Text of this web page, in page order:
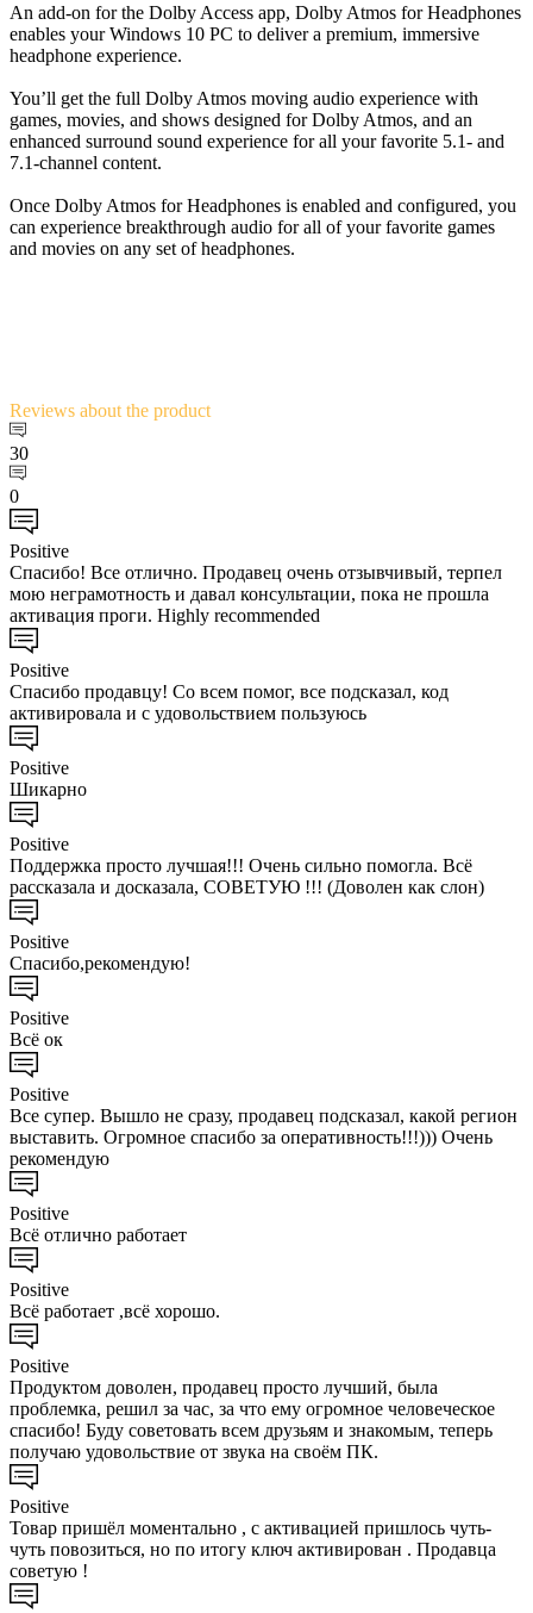
An add-on for the Dolby Access app, Dolby Atmos for Headphones
enables your Windows 10 PC to deliver a premium, immersive
headphone experience.
You’ll get the full Dolby Atmos moving audio experience with
games, movies, and shows designed for Dolby Atmos, and an
enhanced surround sound experience for all your favorite 5.1- and
7.1-channel content.
Once Dolby Atmos for Headphones is enabled and configured, you
can experience breakthrough audio for all of your favorite games
and movies on any set of headphones.
Reviews about the product
30
0
Positive
Спасибо! Все отлично. Продавец очень отзывчивый, терпел
мою неграмотность и давал консультации, пока не прошла
активация проги. Highly recommended
Positive
Спасибо продавцу! Со всем помог, все подсказал, код
активировала и с удовольствием пользуюсь
Positive
Шикарно
Positive
Поддержка просто лучшая!!! Очень сильно помогла. Всё
рассказала и досказала, СОВЕТУЮ !!! (Доволен как слон)
Positive
Спасибо,рекомендую!
Positive
Всё ок
Positive
Все супер. Вышло не сразу, продавец подсказал, какой регион
выставить. Огромное спасибо за оперативность!!!))) Очень
рекомендую
Positive
Всё отлично работает
Positive
Всё работает ,всё хорошо.
Positive
Продуктом доволен, продавец просто лучший, была
проблемка, решил за час, за что ему огромное человеческое
спасибо! Буду советовать всем друзьям и знакомым, теперь
получаю удовольствие от звука на своём ПК.
Positive
Товар пришёл моментально , с активацией пришлось чуть-
чуть повозиться, но по итогу ключ активирован . Продавца
советую !